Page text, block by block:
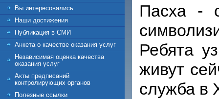
Вы интересовались
Наши достижения
Публикация в СМИ
Анкета о качестве оказания услуг
Независимая оценка качества
оказания услуг
Акты предписаний
контролирующих органов
Полезные ссылки
Пасха -
Ребята
живут
служба в